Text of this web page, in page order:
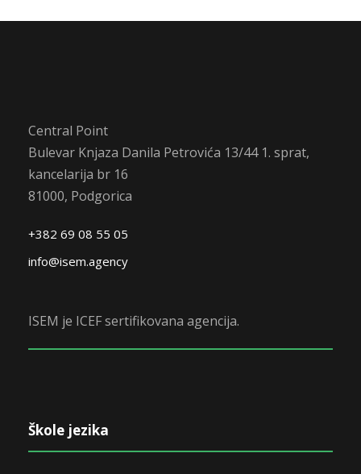
Central Point
Bulevar Knjaza Danila Petrovića 13/44 1. sprat,
kancelarija br 16
81000, Podgorica
+382 69 08 55 05
info@isem.agency
ISEM je ICEF sertifikovana agencija.
Škole jezika